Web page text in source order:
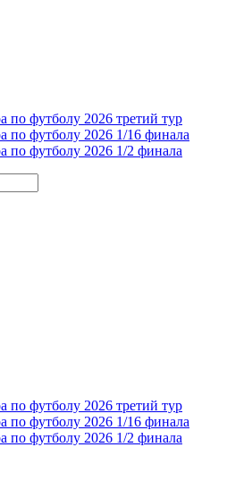
по футболу 2026 третий тур
по футболу 2026 1/16 финала
по футболу 2026 1/2 финала
по футболу 2026 третий тур
по футболу 2026 1/16 финала
по футболу 2026 1/2 финала